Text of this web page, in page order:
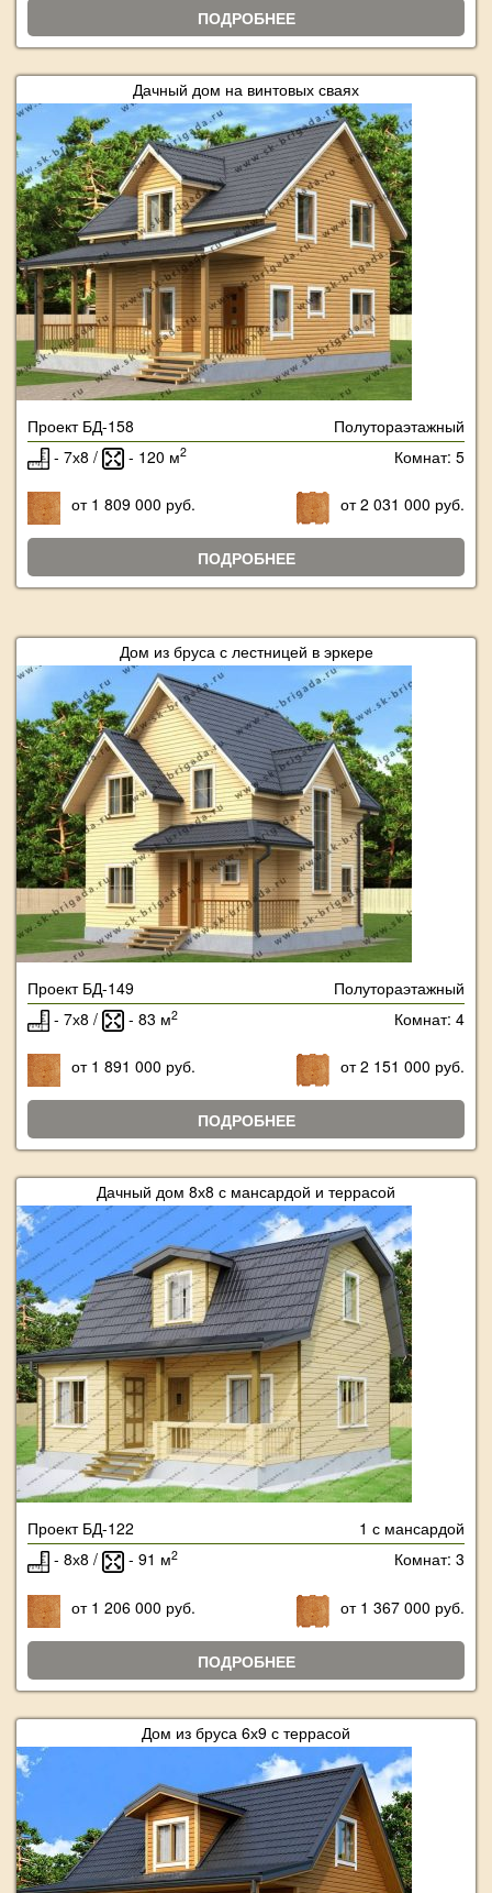
ПОДРОБНЕЕ
Дачный дом на винтовых сваях
Проект БД-158
Полутораэтажный
- 7х8 /
- 120 м2 Комнат: 5
от 1 809 000 руб. от 2 031 000 руб.
ПОДРОБНЕЕ
Дом из бруса с лестницей в эркере
Проект БД-149
Полутораэтажный
- 7х8 /
- 83 м2 Комнат: 4
от 1 891 000 руб. от 2 151 000 руб.
ПОДРОБНЕЕ
Дачный дом 8х8 с мансардой и террасой
Проект БД-122
1 с мансардой
- 8х8 /
- 91 м2 Комнат: 3
от 1 206 000 руб. от 1 367 000 руб.
ПОДРОБНЕЕ
Дом из бруса 6х9 с террасой